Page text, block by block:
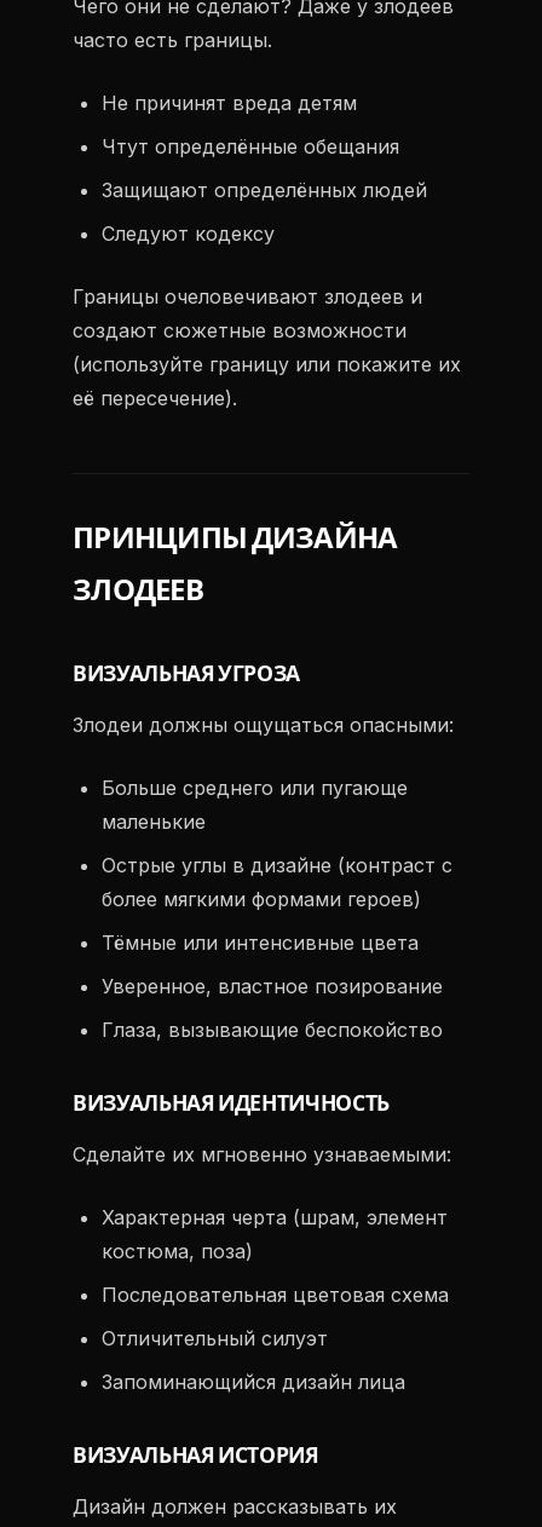
Чего они не сделают? Даже у злодеев
часто есть границы.
Не причинят вреда детям
Чтут определённые обещания
Защищают определённых людей
Следуют кодексу
Границы очеловечивают злодеев и
создают сюжетные возможности
(используйте границу или покажите их
её пересечение).
ПРИНЦИПЫ ДИЗАЙНА
ЗЛОДЕЕВ
ВИЗУАЛЬНАЯ УГРОЗА
Злодеи должны ощущаться опасными:
Больше среднего или пугающе
маленькие
Острые углы в дизайне (контраст с
более мягкими формами героев)
Тёмные или интенсивные цвета
Уверенное, властное позирование
Глаза, вызывающие беспокойство
ВИЗУАЛЬНАЯ ИДЕНТИЧНОСТЬ
Сделайте их мгновенно узнаваемыми:
Характерная черта (шрам, элемент
костюма, поза)
Последовательная цветовая схема
Отличительный силуэт
Запоминающийся дизайн лица
ВИЗУАЛЬНАЯ ИСТОРИЯ
Дизайн должен рассказывать их